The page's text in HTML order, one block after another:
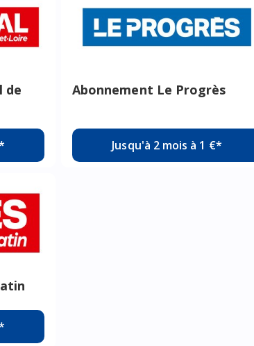
de
Abonnement Le Progrès
Jusqu'à 2 mois à 1 €*